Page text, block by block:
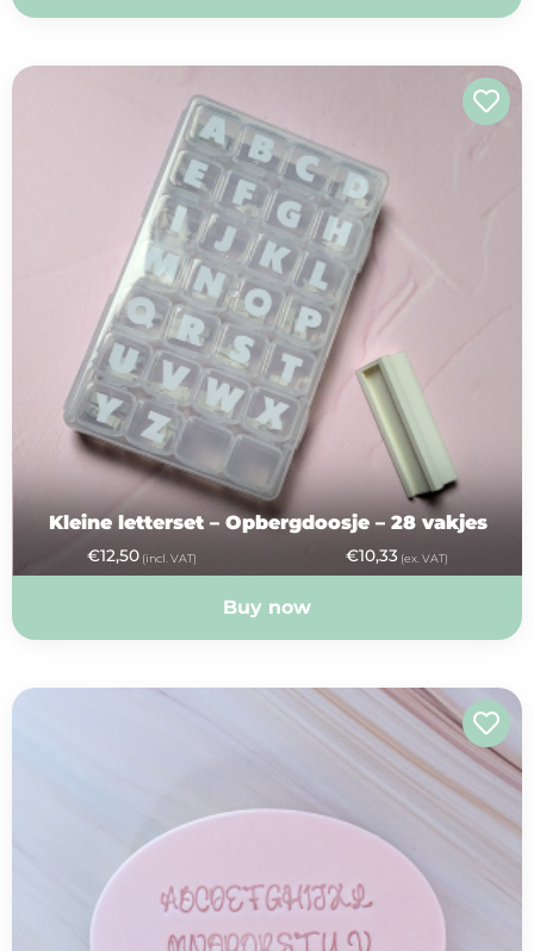
Kleine letterset – Opbergdoosje – 28 vakjes
€12,50 (incl. VAT) €10,33(ex. VAT)
Buy now